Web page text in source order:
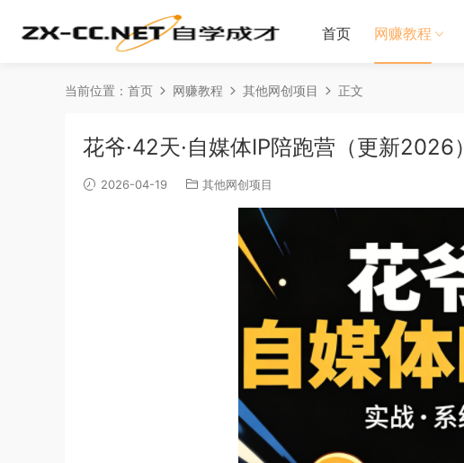
首页 网赚教程
当前位置： 首页 网赚教程 其他网创项目 正文
花爷·42天·自媒体IP陪跑营（更新2026）
2026-04-19 其他网创项目